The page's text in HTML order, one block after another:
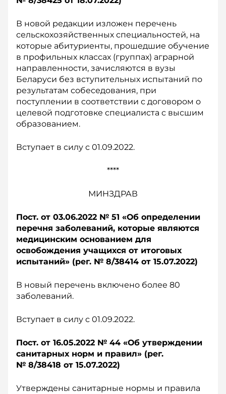
В новой редакции изложен перечень
сельскохозяйственных специальностей, на
которые абитуриенты, прошедшие обучение
в профильных классах (группах) аграрной
направленности, зачисляются в вузы
Беларуси без вступительных испытаний по
результатам собеседования, при
поступлении в соответствии с договором о
целевой подготовке специалиста с высшим
образованием.
Вступает в силу с 01.09.2022.
****
МИНЗДРАВ
Пост. от 03.06.2022 № 51 «Об определении
перечня заболеваний, которые являются
медицинским основанием для
освобождения учащихся от итоговых
испытаний» (рег. № 8/38414 от 15.07.2022)
В новый перечень включено более 80
заболеваний.
Вступает в силу с 01.09.2022.
Пост. от 16.05.2022 № 44 «Об утверждении
санитарных норм и правил» (рег.
№ 8/38418 от 15.07.2022)
Утверждены санитарные нормы и правила